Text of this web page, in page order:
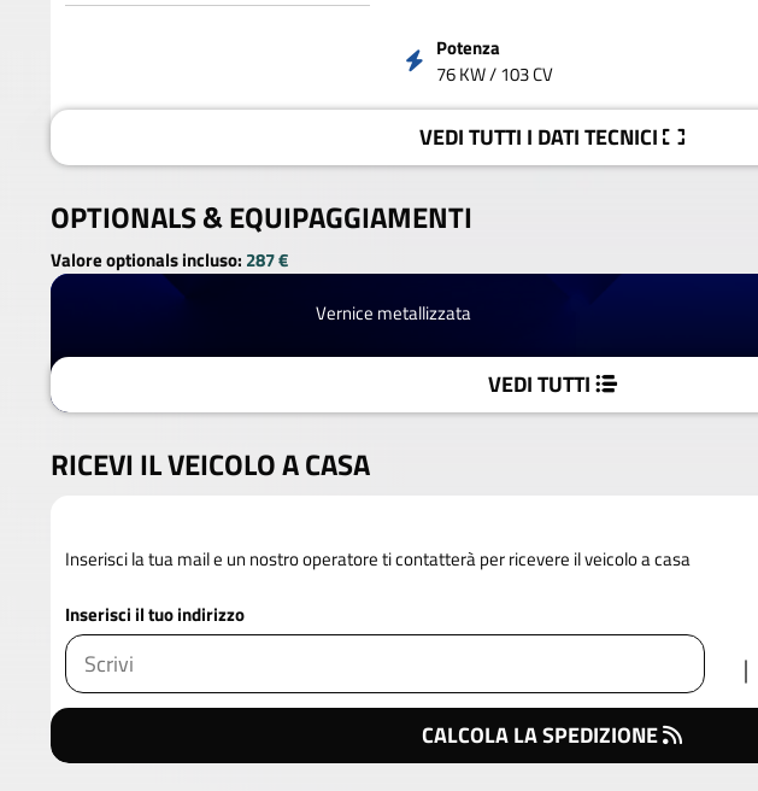
Potenza
76 KW / 103 CV
VEDITUTTI I DATITECNICI
OPTIONALS &EQUIPAGGIAMENTI
Valore optionals incluso: 287 €
Vernice metallizzata
VEDI TUTTI
RICEVI IL VEICOLO A CASA
Inserisci la tua mail e un nostro operatore ti contatterà per ricevere il veicolo a casa
Inserisci il tuo indirizzo
CALCOLA LA SPEDIZIONE